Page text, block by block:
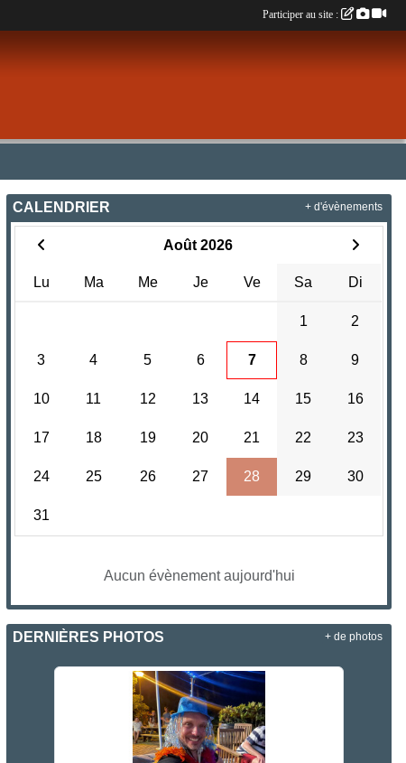
CALENDRIER
Août 2026
Lu Ma Me Je Ve Sa Di
1 2
3 4 5 6 7 8 9
10 11 12 13 14 15 16
17 18 19 20 21 22 23
24 25 26 27 28 29 30
31
Aucun évènement aujourd'hui
+ d'évènements
DERNIÈRES PHOTOS + de photos
Participer au site :